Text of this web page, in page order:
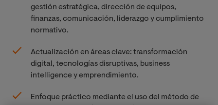
gestión estratégica, dirección de equipos,
finanzas, comunicación, liderazgo y cumplimiento
normativo.
Actualización en áreas clave: transformación
digital, tecnologías disruptivas, business
intelligence y emprendimiento.
Enfoque práctico mediante el uso del método de